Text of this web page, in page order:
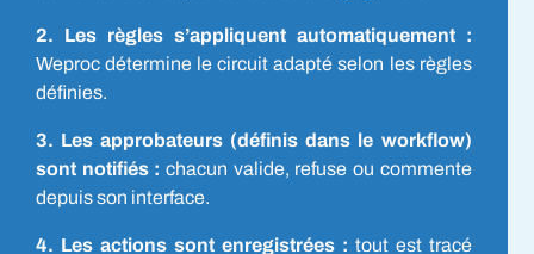
2. Les règles s’appliquent automatiquement :
Weproc détermine le circuit adapté selon les règles
définies.
3. Les approbateurs (définis dans le workflow)
sont notifiés : chacun valide, refuse ou commente
depuis son interface.
4. Les actions sont enregistrées : tout est tracé